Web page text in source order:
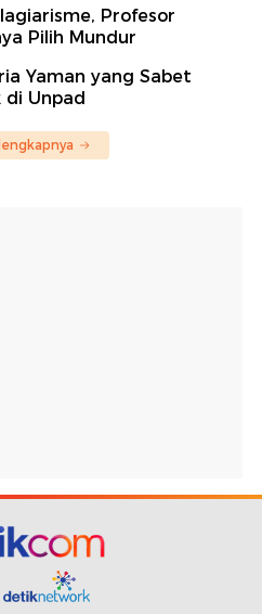
Profesor
Pilih Mundur
Yaman yang Sabet
di Unpad